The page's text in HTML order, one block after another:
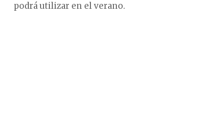
podrá utilizar en el verano.